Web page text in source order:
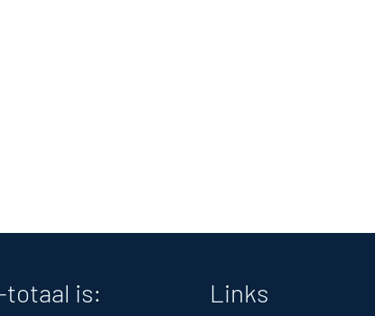
totaal is: Links